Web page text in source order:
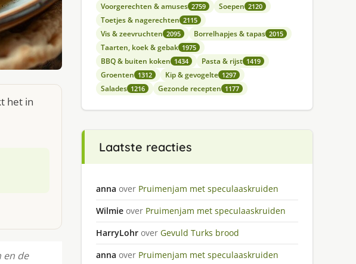
het in
en de
Voorgerechten & amuses 2759 Soepen 2120
Toetjes & nagerechten 2115
Vis & zeevruchten 2095 Borrelhapjes & tapas 2015
Taarten, koek & gebak 1975
BBQ & buiten koken 1434 Pasta & rijst 1419
Groenten 1312 Kip & gevogelte 1297
Salades 1216 Gezonde recepten 1177
Laatste reacties
anna over Pruimenjam met speculaaskruiden
Wilmie over Pruimenjam met speculaaskruiden
HarryLohr over Gevuld Turks brood
anna over Pruimenjam met speculaaskruiden